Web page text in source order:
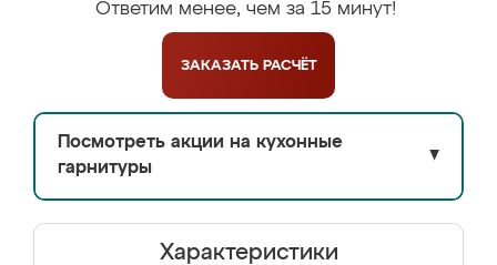
Ответим менее, чем за 15 минут!
ЗАКАЗАТЬ РАСЧЁТ
Посмотреть акции на кухонные
гарнитуры
▼
Характеристики